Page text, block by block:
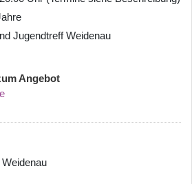
Jugendtreff Weidenau
Angebot